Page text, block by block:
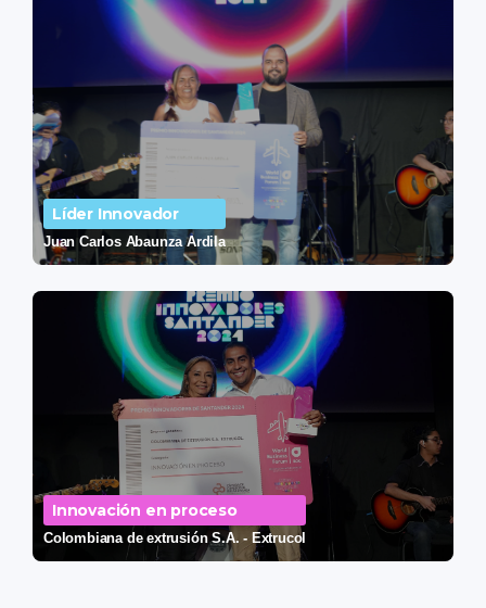
Líder Innovador
Juan Carlos Abaunza Ardila
Innovación en proceso
Colombiana de extrusión S.A. - Extrucol